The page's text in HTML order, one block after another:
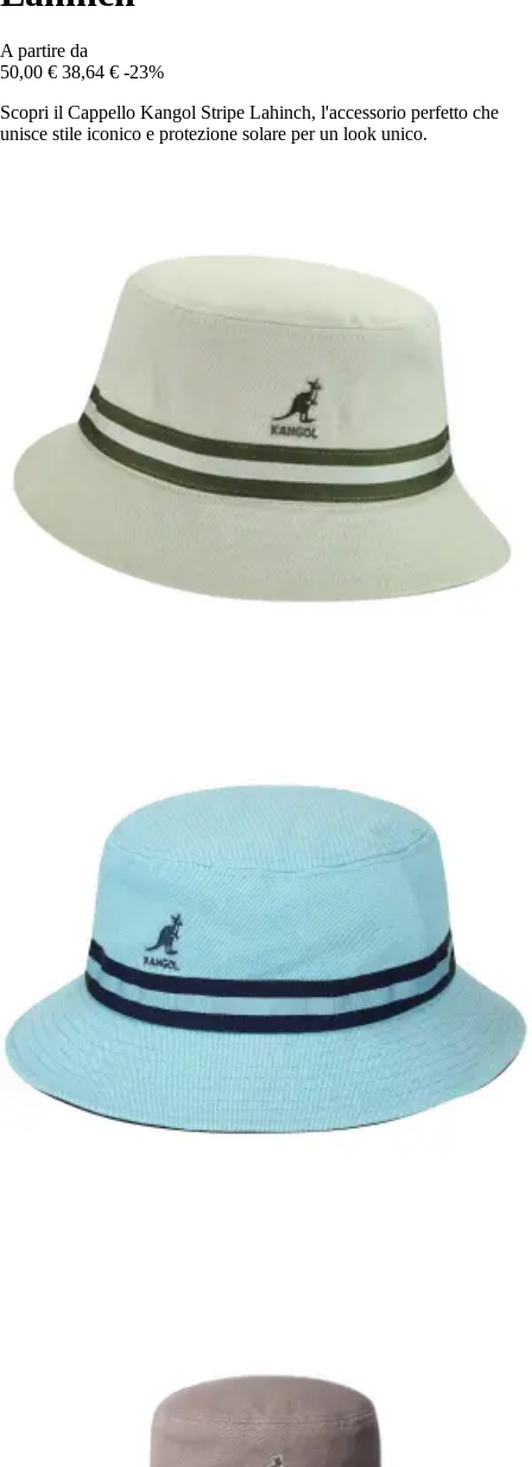
A partire da
50,00 € 38,64 € -23%
Scopri il Cappello Kangol Stripe Lahinch, l'accessorio perfetto che
unisce stile iconico e protezione solare per un look unico.